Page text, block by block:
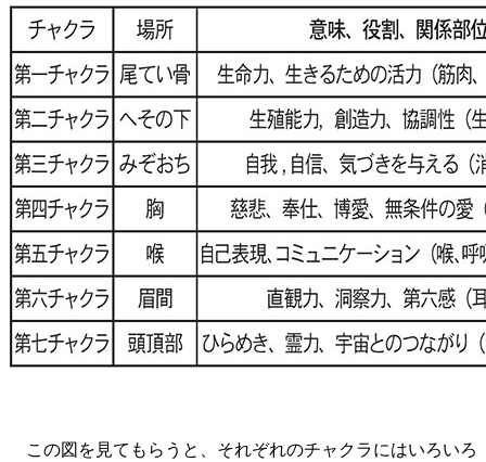
この図を見てもらうと、それぞれのチャクラにはいろいろ